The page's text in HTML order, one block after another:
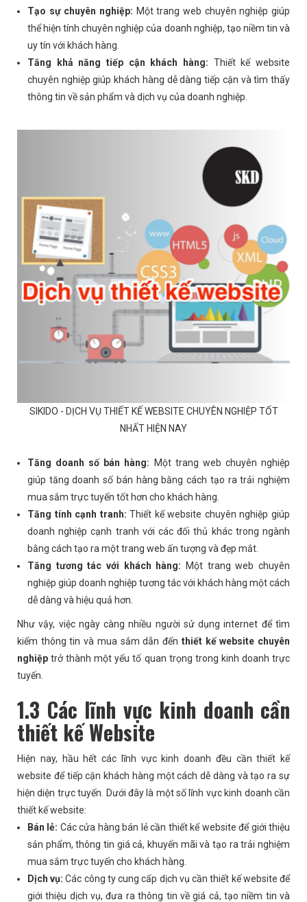
Tạo sự chuyên nghiệp: Một trang web chuyên nghiệp giúp
thể hiện tính chuyên nghiệp của doanh nghiệp, tạo niềm tin và
uy tín với khách hàng.
Tăng khả năng tiếp cận khách hàng: Thiết kế website
chuyên nghiệp giúp khách hàng dễ dàng tiếp cận và tìm thấy
thông tin về sản phẩm và dịch vụ của doanh nghiệp.
SIKIDO - DỊCH VỤ THIẾT KẾ WEBSITE CHUYÊN NGHIỆP TỐT
NHẤT HIỆN NAY
Tăng doanh số bán hàng: Một trang web chuyên nghiệp
giúp tăng doanh số bán hàng bằng cách tạo ra trải nghiệm
mua sắm trực tuyến tốt hơn cho khách hàng.
Tăng tính cạnh tranh:Thiết kế website chuyên nghiệp giúp
doanh nghiệp cạnh tranh với các đối thủ khác trong ngành
bằng cách tạo ra một trang web ấn tượng và đẹp mắt.
Tăng tương tác với khách hàng: Một trang web chuyên
nghiệp giúp doanh nghiệp tương tác với khách hàng một cách
dễ dàng và hiệu quả hơn.
Như vậy, việc ngày càng nhiều người sử dụng internet để tìm
kiếm thông tin và mua sắm dẫn đến thiết kế website chuyên
nghiệp trở thành một yếu tố quan trọng trong kinh doanh trực
tuyến.
1.3 Các lĩnh vực kinh doanh cần
thiết kế Website
Hiện nay, hầu hết các lĩnh vực kinh doanh đều cần thiết kế
website để tiếp cận khách hàng một cách dễ dàng và tạo ra sự
hiện diện trực tuyến. Dưới đây là một số lĩnh vực kinh doanh cần
thiết kế website:
Bán lẻ: Các cửa hàng bán lẻ cần thiết kế website để giới thiệu
sản phẩm, thông tin giá cả, khuyến mãi và tạo ra trải nghiệm
mua sắm trực tuyến cho khách hàng.
Dịch vụ:Các công ty cung cấp dịch vụ cần thiết kế website để
giới thiệu dịch vụ, đưa ra thông tin về giá cả, tạo niềm tin và